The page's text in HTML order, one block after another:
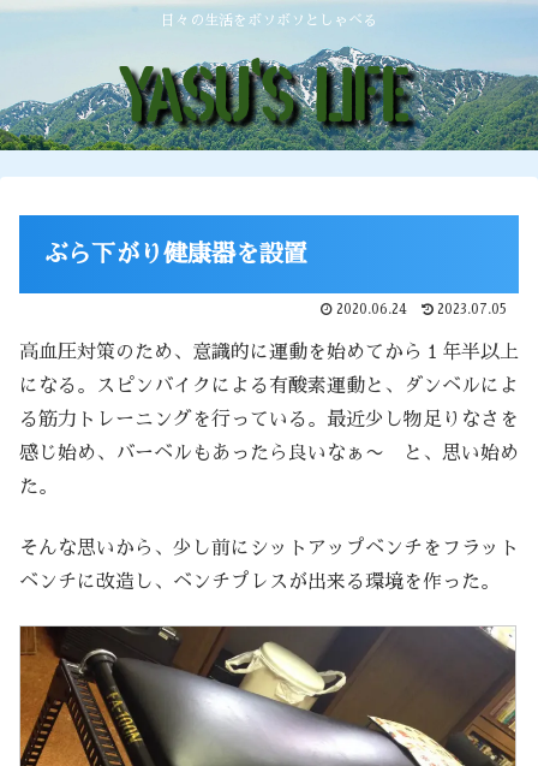
日々の生活をボソボソとしゃべる
ぶら下がり健康器を設置
2020.06.24 2023.07.05
高血圧対策のため、意識的に運動を始めてから１年半以上
になる。スピンバイクによる有酸素運動と、ダンベルによ
る筋力トレーニングを行っている。最近少し物足りなさを
感じ始め、バーベルもあったら良いなぁ〜 と、思い始め
た。
そんな思いから、少し前にシットアップベンチをフラット
ベンチに改造し、ベンチプレスが出来る環境を作った。